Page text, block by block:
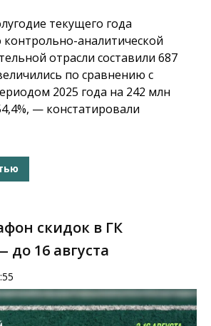
текущего года
контрольно-аналитической
отрасли составили 687
по сравнению с
2025 года на 242 млн
— констатировали
скидок в ГК
до 16 августа